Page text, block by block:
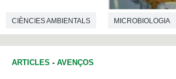
CIÈNCIES AMBIENTALS MICROBIOLOGIA
BIOLOGIA
ARTICLES - AVENÇOS